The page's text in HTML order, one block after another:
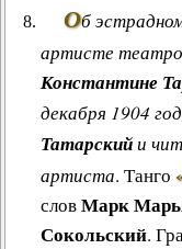
Об
артисте
Константине
декабря 1904
Татарскийи
артиста. Танго
словМарк
Сокольский.